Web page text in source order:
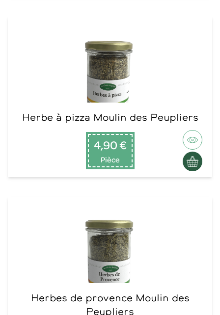
Herbe à pizza Moulin des Peupliers
4,90 €
Pièce
Herbes de provence Moulin des
Peupliers